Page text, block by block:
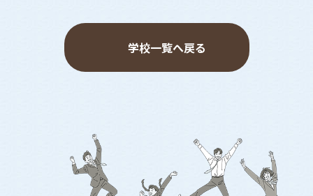
学校一覧へ戻る